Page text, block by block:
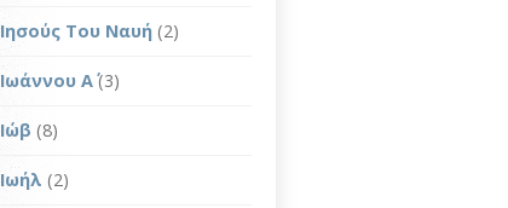
Ιησούς Του Ναυή (2)
Ιωάννου Α΄(3)
Ιώβ (8)
Ιωήλ (2)